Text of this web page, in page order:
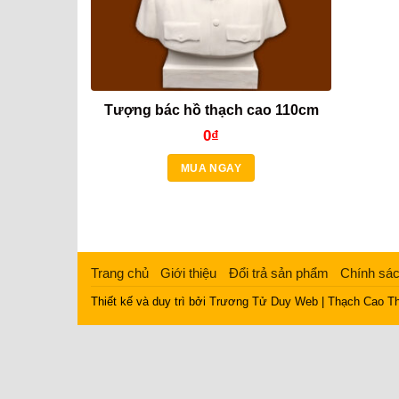
Tượng bác hồ thạch cao 110cm
0₫
MUA NGAY
Trang chủ Giới thiệu Đổi trả sản phẩm Chính
Thiết kế và duy trì bởi Trương Tử Duy Web Thạch Cao